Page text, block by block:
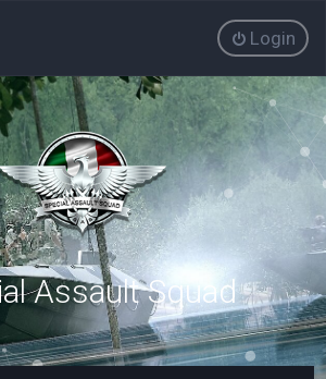
Login
Assault Squad